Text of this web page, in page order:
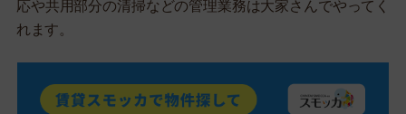
応や共用部分の清掃などの管理業務は大家さんでやってく
れます。